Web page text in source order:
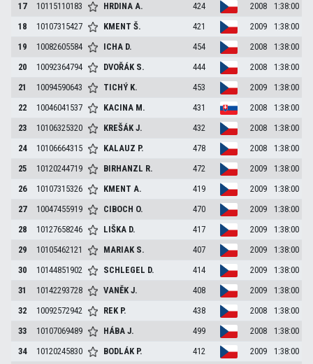
17
10115110183 HRDINAA. 424 2008
1:38:00
18
10107315427 KMENTŠ. 421 2009
1:38:00
19
10082605584 ICHA D. 454 2008
1:38:00
20
10092364794 DVOŘÁK S. 444 2008
1:38:00
21
10094590643 TICHÝ K. 453 2009
1:38:00
22
10046041537 KACINA M. 431 2008
1:38:00
23
10106325320 KREŠÁKJ. 432 2008
1:38:00
24
10106664315 KALAUZ P. 478 2008
1:38:00
25
10120244719 BIRHANZL R. 472 2009
1:38:00
26
10107315326 KMENTA. 419 2009
1:38:00
27
10047455919 CIBOCH O. 470 2009
1:38:00
28
10127658246 LIŠKA D. 417 2009
1:38:00
29
10105462121 MARIAK S. 407 2009
1:38:00
30
10144851902 SCHLEGEL D. 414 2009
1:38:00
31
10142293728 VANĚKJ. 408 2009
1:38:00
32
10092572942 REK P. 438 2008
1:38:00
33
10107069489 HÁBAJ. 499 2008
1:38:00
34
10120245830 BODLÁK P. 412 2009
1:38:00